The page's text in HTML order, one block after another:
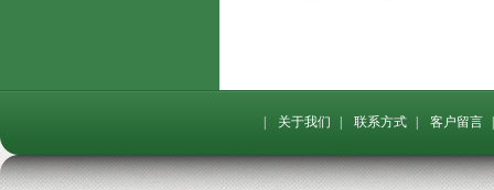
关于我们 联系方式 客户留言